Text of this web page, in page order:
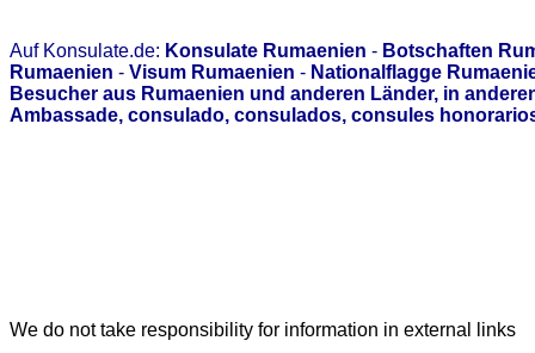
Auf Konsulate.de: Konsulate Rumaenien - Botschaften
Rumaenien - Visum Rumaenien - Nationalflagge
Besucher aus Rumaenien und anderen Länder, in
Ambassade, consulado, consulados, consules
We do not take responsibility for information in external links